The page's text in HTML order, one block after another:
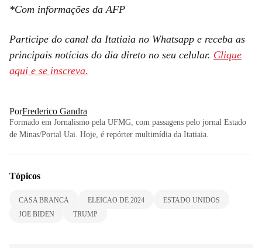
*Com informações da AFP
Participe do canal da Itatiaia no Whatsapp e receba as
principais notícias do dia direto no seu celular. Clique
aqui e se inscreva.
PorFrederico Gandra
Formado em Jornalismo pela UFMG, com passagens pelo jornal Estado
de Minas/Portal Uai. Hoje, é repórter multimídia da Itatiaia.
Tópicos
CASA BRANCA ELEICAO DE 2024
ESTADO UNIDOS
JOE BIDEN
TRUMP